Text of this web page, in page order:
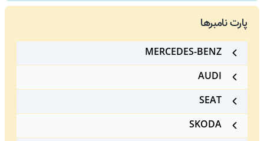
پارت نامبرها
MERCEDES-BENZ
AUDI
SEAT
SKODA